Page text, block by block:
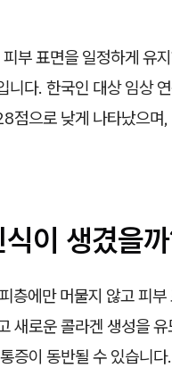
부 표면을 일정하게 유
니다. 한국인 대상 임상
점으로 낮게 나타났으며
이 생겼을
층에만 머물지 않고 피부
새로운 콜라겐 생성을
증이 동반될 수 있습니다.